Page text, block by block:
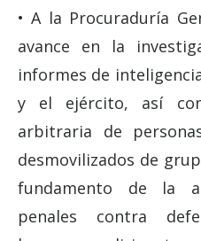
• A la Procuraduría
avance en la
informes de
y el ejército, así
arbitraria de
desmovilizados de
fundamento de la
penales contra